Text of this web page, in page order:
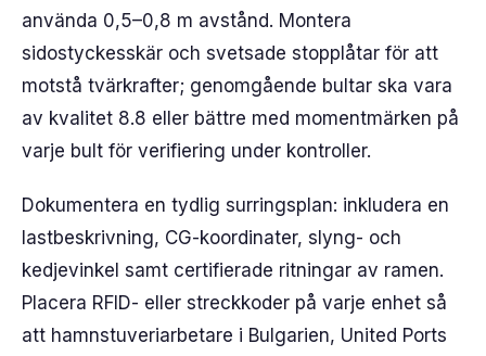
använda 0,5–0,8 m avstånd. Montera
sidostyckesskär och svetsade stopplåtar för att
motstå tvärkrafter; genomgående bultar ska vara
av kvalitet 8.8 eller bättre med momentmärken på
varje bult för verifiering under kontroller.
Dokumentera en tydlig surringsplan: inkludera en
lastbeskrivning, CG-koordinater, slyng- och
kedjevinkel samt certifierade ritningar av ramen.
Placera RFID- eller streckkoder på varje enhet så
att hamnstuveriarbetare i Bulgarien, United Ports